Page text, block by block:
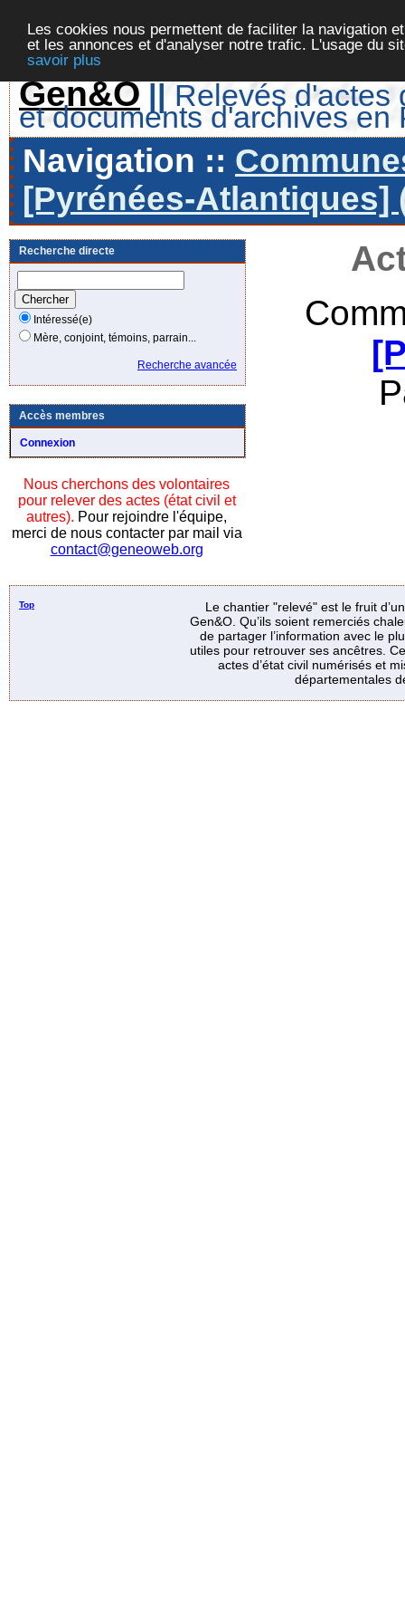
Les cookies nous permettent de faciliter la navigation
et les annonces et d'analyser notre trafic. L'usage du
savoir plus
Gen&O || Relevés d'actes
et documents d'archives en
Navigation ::
[Pyrénées-Atlantiques]
Recherche directe
Intéressé(e)
Mère, conjoint, témoins, parrain...
Recherche avancée
Accès membres
Connexion
Nous cherchons des volontaires
pour relever des actes (état civil et
autres). Pour rejoindre l'équipe,
merci de nous contacter par mail via
contact@geneoweb.org
Top
Le chantier "relevé" est le fruit
Gen&O. Qu’ils soient remerciés
de partager l’information avec le
utiles pour retrouver ses ancêtres.
actes d’état civil numérisés et
départementales